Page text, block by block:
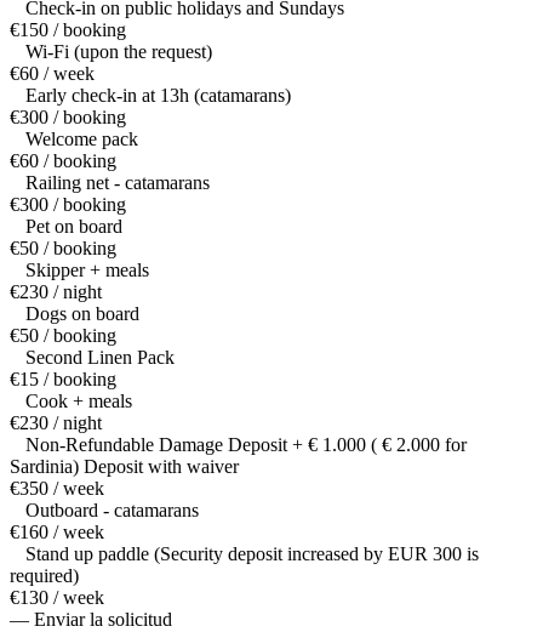
Check-in on public holidays and Sundays
€150 / booking
Wi-Fi (upon the request)
€60 / week
Early check-in at 13h (catamarans)
€300 / booking
Welcome pack
€60 / booking
Railing net - catamarans
€300 / booking
Pet on board
€50 / booking
Skipper + meals
€230 / night
Dogs on board
€50 / booking
Second Linen Pack
€15 / booking
Cook + meals
€230 / night
Non-Refundable Damage Deposit + € 1.000 ( € 2.000 for
Sardinia) Deposit with waiver
€350 / week
Outboard - catamarans
€160 / week
Stand up paddle (Security deposit increased by EUR 300 is
required)
€130 / week
— Enviar la solicitud